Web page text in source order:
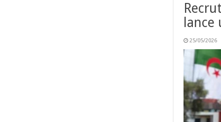
25/05/2026